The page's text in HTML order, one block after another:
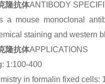
隆抗体ANTIBODY
a mouse monoclonal
staining and western
隆抗体APPLICATIONS
1:100-400
in formalin fixed cells: